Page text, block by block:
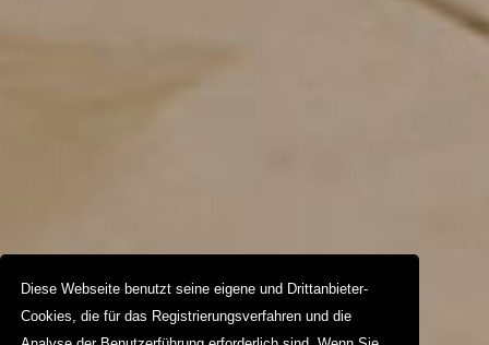
Diese Webseite benutzt seine eigene und Drittanbieter-
Cookies, die für das Registrierungsverfahren und die